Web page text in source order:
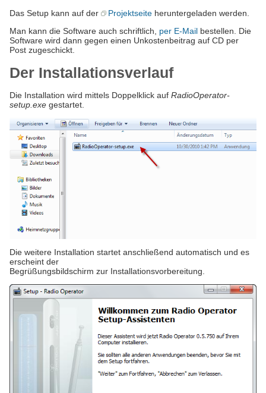
Das Setup kann auf der Projektseite heruntergeladen werden.
Man kann die Software auch schriftlich, per E-Mail bestellen. Die
Software wird dann gegen einen Unkostenbeitrag auf CD per
Post zugeschickt.
Der Installationsverlauf
Die Installation wird mittels Doppelklick auf RadioOperator-
setup.exe gestartet.
Die weitere Installation startet anschließend automatisch und es
erscheint der
Begrüßungsbildschirm zur Installationsvorbereitung.